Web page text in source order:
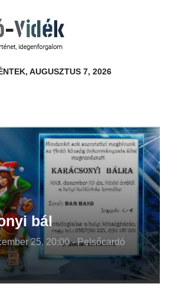
AUGUSZTUS 7, 2026
bál
25. 20:00 - Pelsőcardó